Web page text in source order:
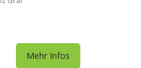
Mehr Infos